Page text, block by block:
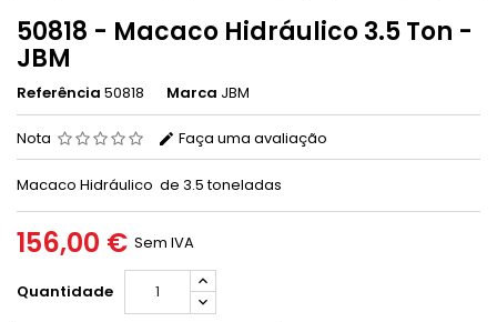
50818 - Macaco Hidráulico 3.5 Ton -
JBM
Referência 50818 Marca JBM
Nota Faça uma avaliação
Macaco Hidráulico de 3.5 toneladas
156,00 € Sem IVA
Quantidade